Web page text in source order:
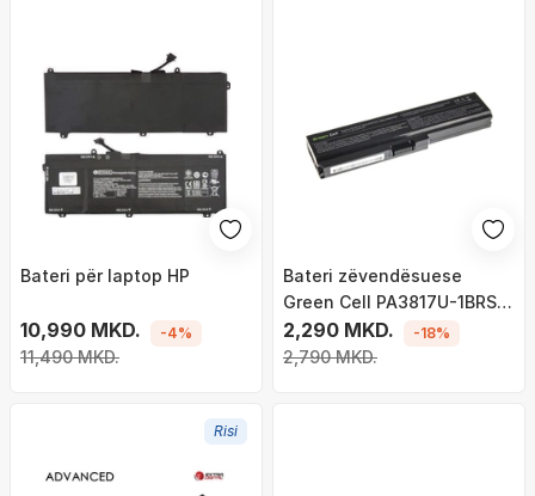
Bateri për laptop HP
10,990 MKD.
11,490 MKD.
-4%
Bateri zëvendësuese
Green Cell PA3817U-1BRS
për laptopë Toshiba
Satellite C650 C655 C660
2,290 MKD.
2,790 MKD.
-18%
Risi